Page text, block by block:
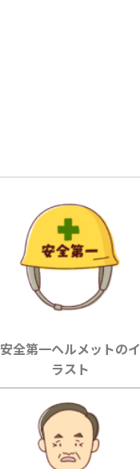
安全第一ヘルメットのイ
ラスト